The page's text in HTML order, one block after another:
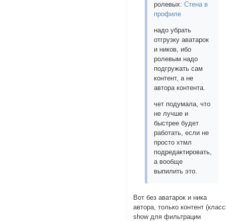
ролевых:Стена в
профиле
надо убрать
отгрузку аватарок
и ников, ибо
ролевым надо
подгружать сам
контент, а не
автора контента.
чет подумала, что
не лучше и
быстрее будет
работать, если не
просто хтмл
подредактировать,
а вообще
выпилить это.
Вот без аватарок и ника
автора, только контент (класс
show для фильтрации